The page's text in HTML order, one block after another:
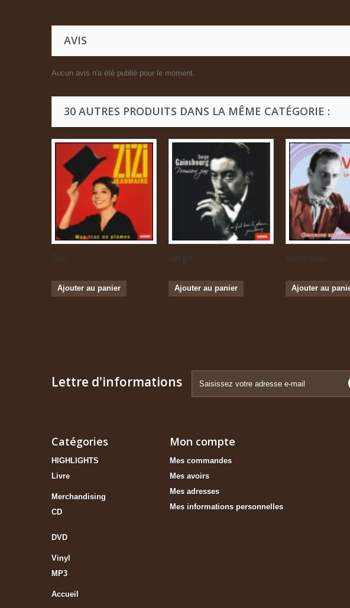
AVIS
Aucun avis n'a été publié pour le moment.
30 AUTRES PRODUITS DANS LA MÊME CATÉGORIE :
Zizi...
Ajouter au panier
Serge...
Ajouter au panier
Boris Vian...
Ajouter au
Lettre d'informations
Catégories
HIGHLIGHTS
Livre
Merchandising
CD
DVD
Vinyl
MP3
Accueil
Mon compte
Mes commandes
Mes avoirs
Mes adresses
Mes informations personnelles